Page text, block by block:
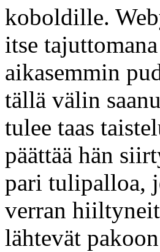
koboldille.
itse
aikasemmin
tällä välin
tulee taas
päättää hän
pari tulipalloa,
verran
lähtevät